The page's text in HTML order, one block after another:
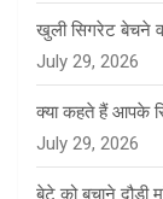
खुली सिगरेट बेचने
July 29, 2026
क्या कहते हैं आपके
July 29, 2026
बेटे को बचाने दौड़ी